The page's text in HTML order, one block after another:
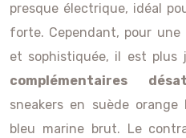
presque électrique, idéal
forte. Cependant, pour
et sophistiquée, il est plus
complémentaires
sneakers en suède
bleu marine brut. Le